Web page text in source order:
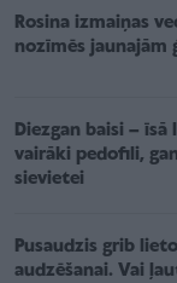
Rosina izmaiņas
nozīmēs jaunajām
Diezgan baisi –
vairāki pedofili,
sievietei
Pusaudzis grib
audzēšanai. Vai